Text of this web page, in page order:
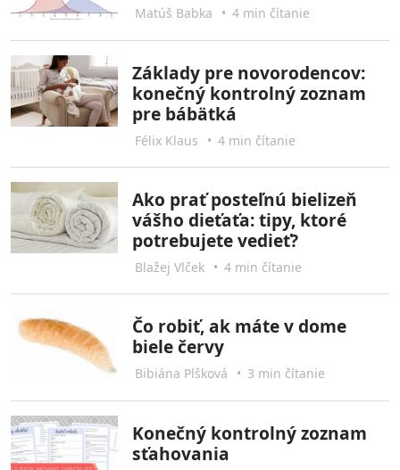
Matúš Babka • 4 min čítanie
Základy pre novorodencov:
konečný kontrolný zoznam
pre bábätká
Félix Klaus • 4 min čítanie
Ako prať posteľnú bielizeň
vášho dieťaťa: tipy, ktoré
potrebujete vedieť?
Blažej Vlček • 4 min čítanie
Čo robiť, ak máte v dome
biele červy
Bibiána Plšková • 3 min čítanie
Konečný kontrolný zoznam
sťahovania